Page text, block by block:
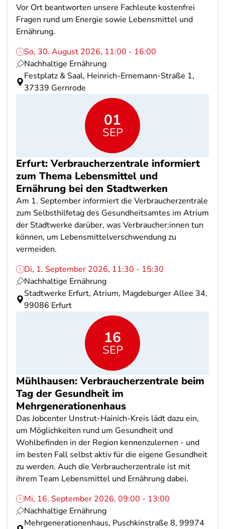
Vor Ort beantworten unsere Fachleute kostenfrei
Fragen rund um Energie sowie Lebensmittel und
Ernährung.
So, 30. August 2026, 11:00 - 16:00
Nachhaltige Ernährung
Festplatz & Saal, Heinrich-Ernemann-Straße 1,
37339 Gernrode
01
SEP
Erfurt: Verbraucherzentrale informiert
zum Thema Lebensmittel und
Ernährung bei den Stadtwerken
Am 1. September informiert die Verbraucherzentrale
zum Selbsthilfetag des Gesundheitsamtes im Atrium
der Stadtwerke darüber, was Verbraucher:innen tun
können, um Lebensmittelverschwendung zu
vermeiden.
Di, 1. September 2026, 11:30 - 15:30
Nachhaltige Ernährung
Stadtwerke Erfurt, Atrium, Magdeburger Allee 34,
99086 Erfurt
16
SEP
Mühlhausen: Verbraucherzentrale beim
Tag der Gesundheit im
Mehrgenerationenhaus
Das Jobcenter Unstrut-Hainich-Kreis lädt dazu ein,
um Möglichkeiten rund um Gesundheit und
Wohlbefinden in der Region kennenzulernen - und
im besten Fall selbst aktiv für die eigene Gesundheit
zu werden. Auch die Verbraucherzentrale ist mit
ihrem Team Lebensmittel und Ernährung dabei.
Mi, 16. September 2026, 09:00 - 13:00
Nachhaltige Ernährung
Mehrgenerationenhaus, Puschkinstraße 8, 99974